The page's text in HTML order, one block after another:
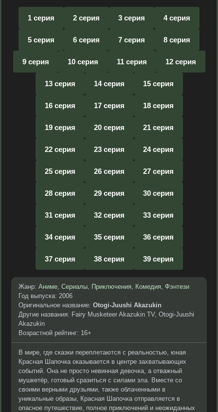
1 серия 2 серия 3 серия 4 серия
5 серия 6 серия 7 серия 8 серия
9 серия 10 серия 11 серия 12 серия
13 серия 14 серия 15 серия
16 серия 17 серия 18 серия
19 серия 20 серия 21 серия
22 серия 23 серия 24 серия
25 серия 26 серия 27 серия
28 серия 29 серия 30 серия
31 серия 32 серия 33 серия
34 серия 35 серия 36 серия
37 серия 38 серия 39 серия
Жанр: Аниме, Сериалы, Приключения, Комедия, Фэнтези
Год выпуска: 2006
Оригинальное название: Otogi-Juushi Akazukin
Другие названия: Fairy Musketeer Akazukin TV, Otogi-Juushi
Akazukin
Возрастной рейтинг: 16+
В мире, где сказки переплетаются с реальностью, юная
Красная Шапочка оказывается в центре захватывающих
событий. Она не просто невинная девочка, а отважный
мушкетёр, готовый сразиться с силами зла. Вместе со
своими верными друзьями, также облаченными в
уникальные образы, Красная Шапочка отправляется в
опасное путешествие, полное приключений и неожиданных